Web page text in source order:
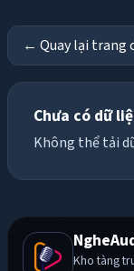
← Quay lại trang
Chưa có dữ
Không thể tải
Kho tàng